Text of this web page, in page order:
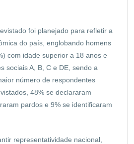
foi planejado para refletir a
do país, englobando homens
com idade superior a 18 anos e
sociais A, B, C e DE, sendo a
número de respondentes
48% se declararam
pardos e 9% se identificaram
representatividade nacional,